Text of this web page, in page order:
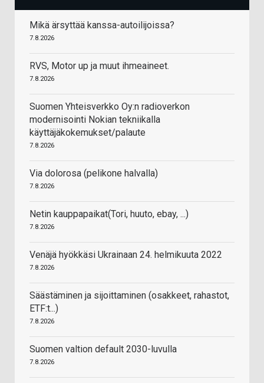
Mikä ärsyttää kanssa-autoilijoissa?
7.8.2026
RVS, Motor up ja muut ihmeaineet.
7.8.2026
Suomen Yhteisverkko Oy:n radioverkon
modernisointi Nokian tekniikalla
käyttäjäkokemukset/palaute
7.8.2026
Via dolorosa (pelikone halvalla)
7.8.2026
Netin kauppapaikat(Tori, huuto, ebay, ...)
7.8.2026
Venäjä hyökkäsi Ukrainaan 24. helmikuuta 2022
7.8.2026
Säästäminen ja sijoittaminen (osakkeet, rahastot,
ETF:t...)
7.8.2026
Suomen valtion default 2030-luvulla
7.8.2026